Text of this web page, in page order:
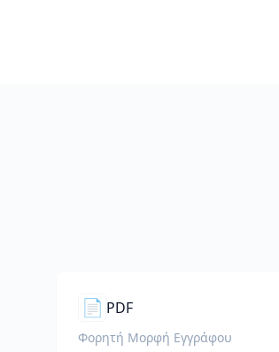
📄 PDF
Φορητή Μορφή Εγγράφου